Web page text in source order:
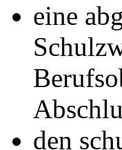
eine
den